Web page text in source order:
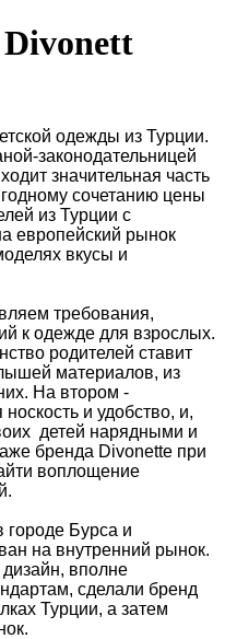
одежды из Турции.
законодательницей
значительная часть
сочетанию цены
из Турции с
европейский рынок
вкусы и
требования,
к одежде для взрослых.
родителей ставит
материалов, из
На втором -
и удобство, и,
детей нарядными и
бренда Divonette при
воплощение
городе Бурса и
на внутренний рынок.
вполне
сделали бренд
Турции, а затем